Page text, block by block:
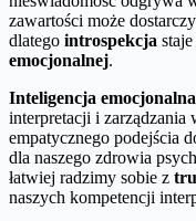
zawartości może
dlatego introspekcja
emocjonalnej.
Inteligencja emocjonalna
interpretacji i zarządzania
empatycznego podejścia
dla naszego zdrowia
łatwiej radzimy sobie z
naszych kompetencji